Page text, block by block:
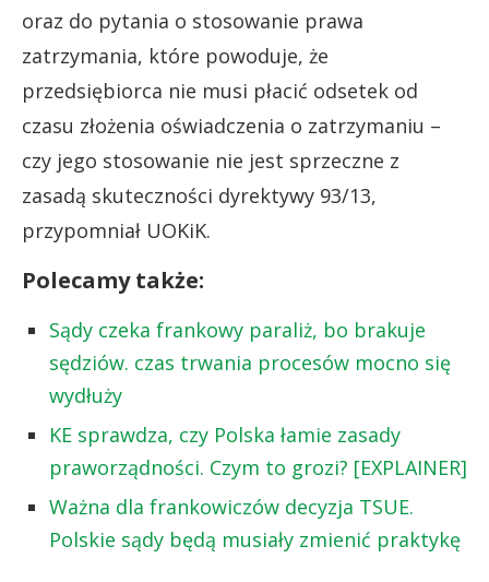
oraz do pytania o stosowanie prawa
zatrzymania, które powoduje, że
przedsiębiorca nie musi płacić odsetek od
czasu złożenia oświadczenia o zatrzymaniu –
czy jego stosowanie nie jest sprzeczne z
zasadą skuteczności dyrektywy 93/13,
przypomniał UOKiK.
Polecamy także:
Sądy czeka frankowy paraliż, bo brakuje
sędziów. czas trwania procesów mocno się
wydłuży
KE sprawdza, czy Polska łamie zasady
praworządności. Czym to grozi? [EXPLAINER]
Ważna dla frankowiczów decyzja TSUE.
Polskie sądy będą musiały zmienić praktykę